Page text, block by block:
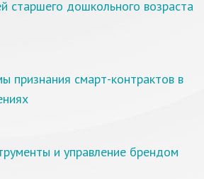
старшего дошкольного возраста
признания смарт-контрактов в
и управление брендом